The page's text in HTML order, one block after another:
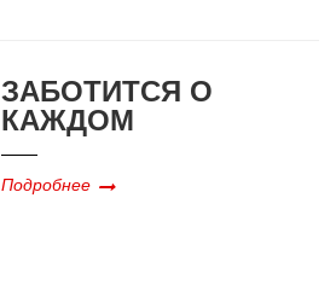
ЗАБОТИТСЯ О
КАЖДОМ
Подробнее